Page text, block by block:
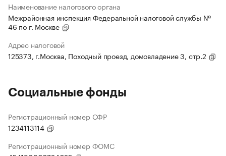
Наименование налогового органа
Межрайонная инспекция Федеральной налоговой службы №
46 по г. Москве
Адрес налоговой
125373, г.Москва, Походный проезд, домовладение 3, стр.2
Социальные фонды
Регистрационный номер СФР
1234113114
Регистрационный номер ФОМС